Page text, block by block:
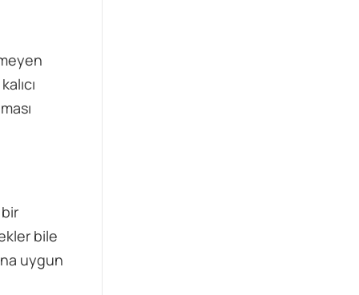
bile
uygun